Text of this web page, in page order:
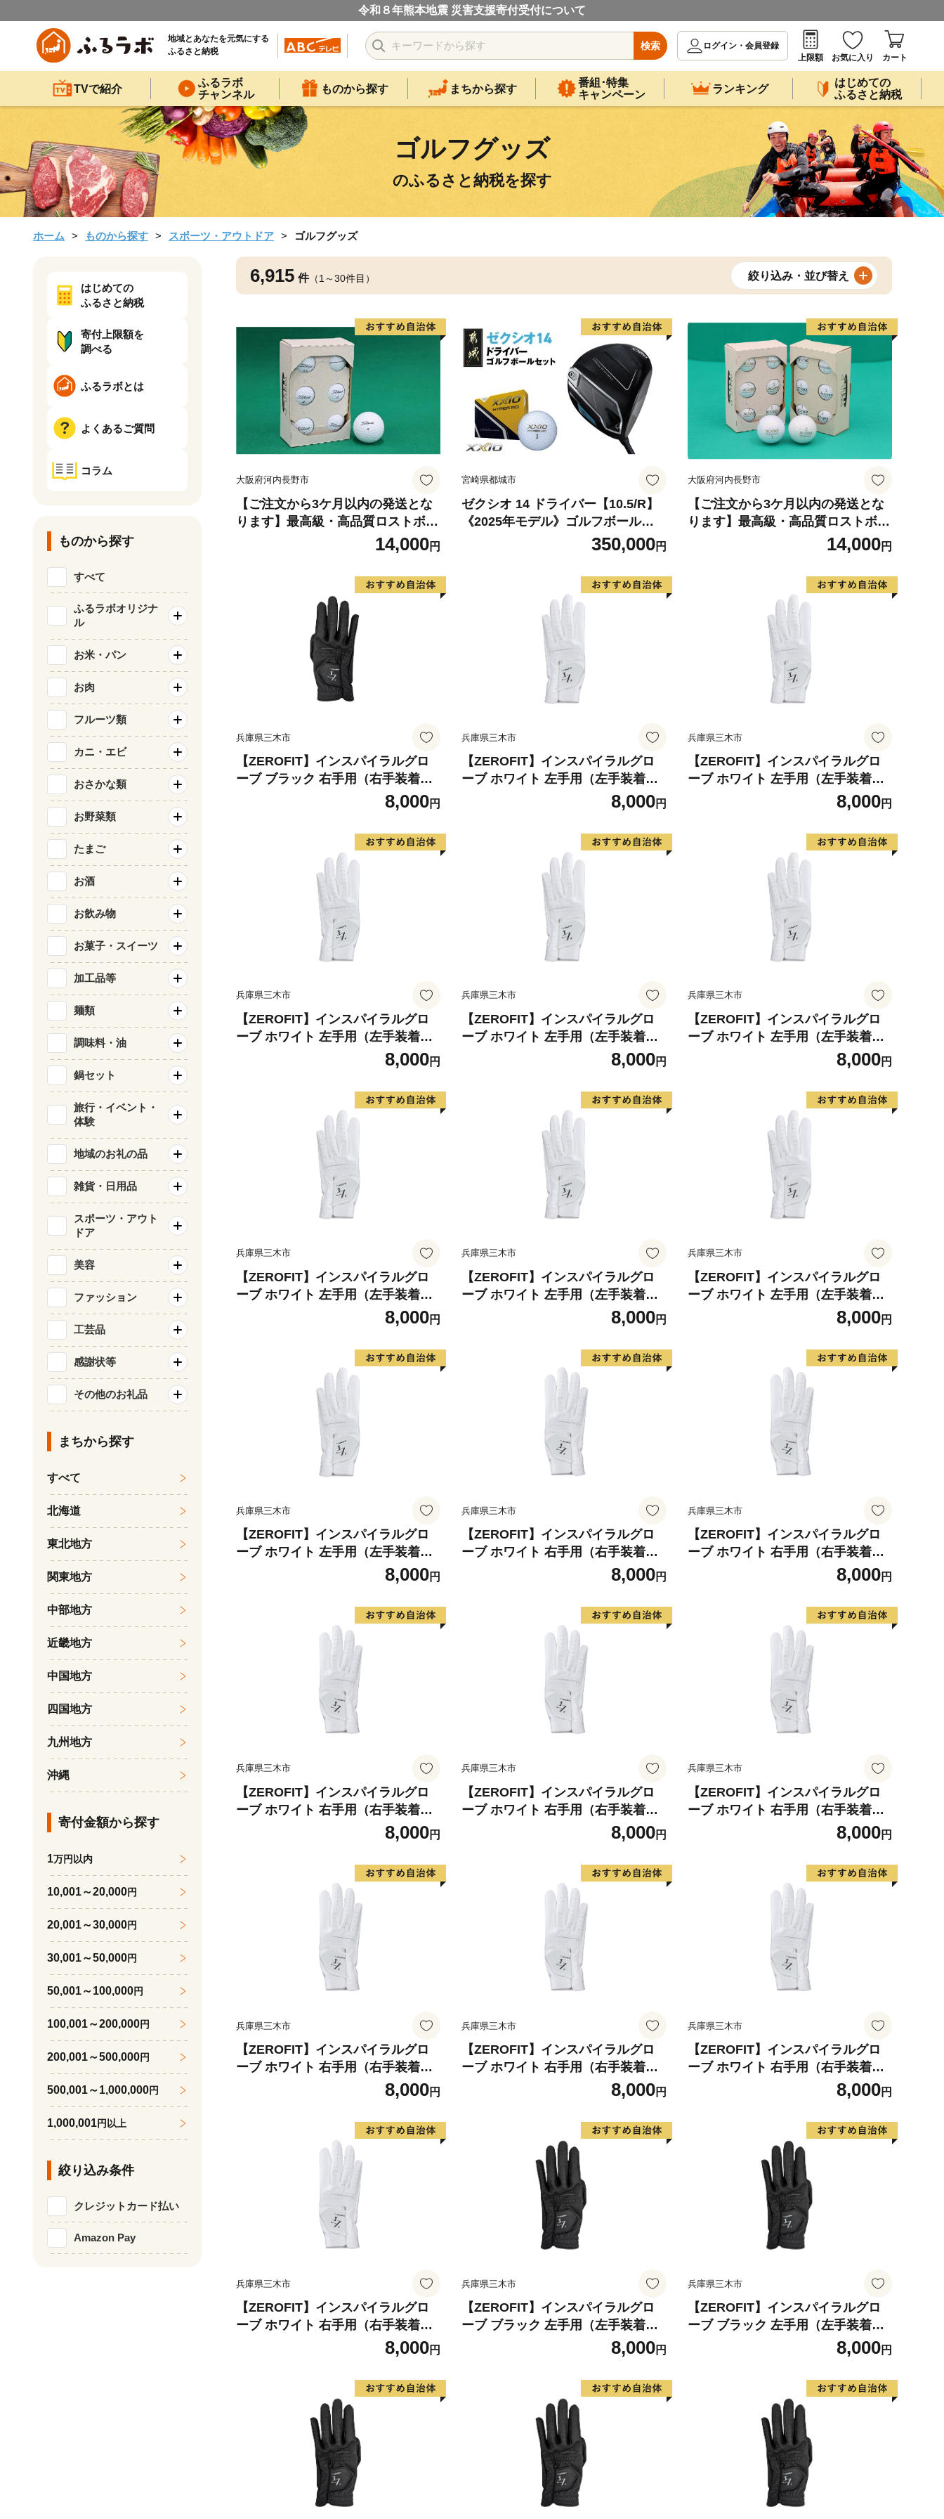
令和８年熊本地震 災害支援寄付受付について
地域とあなたを元気にする
ふるさと納税
検索
ログイン・会員登録
上限額
お気に入り カート
TVで紹介
ふるラボ
チャンネル
ものから探す まちから探す
番組･特集
キャンペーン
ランキング
はじめての
ふるさと納税
ゴルフグッズ
のふるさと納税を探す
ホーム ものから探す スポーツ・アウトドア ゴルフグッズ
6,915 件（1～30件目） 絞り込み・並び替え
大阪府河内長野市
【ご注文から3ケ月以内の発送とな
ります】最高級・高品質ロストボー
ル 6個×2 【タイトリスト PRO
V1 X 白】他ブランドあり 最高級・
高品質ロストボール 6個×2 ゴルフ
ロストボールセット ｜練習用 ゴル
フボール ブランド 12球 中古球 初
14,000円
宮崎県都城市
ゼクシオ 14 ドライバー【10.5/R】
《2025年モデル》ゴルフボールセ
ット_GZ-C701-105R _(都城市)ダン
ロップ ゼクシオ 14シリーズ 2025年
モデル ドライバー MP1400 カーボ
ンシャフト ゴルフ用品 スポーツ用
品 日本製 MADE IN JAPAN 国産 ゴ
350,000円
大阪府河内長野市
【ご注文から3ケ月以内の発送とな
ります】最高級・高品質ロストボー
ル 6個×２ 【XXIO PREMIUM
シリーズ】他ブランドあり 最高
級・高品質ロストボール 6個×2 ゴ
ルフ ロストボールセット ｜練習用
ゴルフボール ブランド 12球 中古球
14,000円
兵庫県三木市
【ZEROFIT】インスパイラルグロ
ーブ ブラック 右手用（右手装着
用） 23cm ／ ゴルフグローブ ゴル
フ スポーツ 極薄素材 合成皮革 タイ
ト 密着 練習用 ラウンド時 滑りにく
い 動きやすい 快適 ユニセックス ゼ
8,000円
兵庫県三木市
【ZEROFIT】インスパイラルグロ
ーブ ホワイト 左手用（左手装着
用） 18cm ／ ゴルフグローブ ゴル
フ スポーツ 極薄素材 合成皮革 タイ
ト 密着 練習用 ラウンド時 滑りにく
い 動きやすい 快適 ユニセックス ゼ
8,000円
兵庫県三木市
【ZEROFIT】インスパイラルグロ
ーブ ホワイト 左手用（左手装着
用） 19cm ／ ゴルフグローブ ゴル
フ スポーツ 極薄素材 合成皮革 タイ
ト 密着 練習用 ラウンド時 滑りにく
い 動きやすい 快適 ユニセックス ゼ
8,000円
兵庫県三木市
【ZEROFIT】インスパイラルグロ
ーブ ホワイト 左手用（左手装着
用） 20cm ／ ゴルフグローブ ゴル
フ スポーツ 極薄素材 合成皮革 タイ
ト 密着 練習用 ラウンド時 滑りにく
い 動きやすい 快適 ユニセックス ゼ
8,000円
兵庫県三木市
【ZEROFIT】インスパイラルグロ
ーブ ホワイト 左手用（左手装着
用） 21cm ／ ゴルフグローブ ゴル
フ スポーツ 極薄素材 合成皮革 タイ
ト 密着 練習用 ラウンド時 滑りにく
い 動きやすい 快適 ユニセックス ゼ
8,000円
兵庫県三木市
【ZEROFIT】インスパイラルグロ
ーブ ホワイト 左手用（左手装着
用） 22cm ／ ゴルフグローブ ゴル
フ スポーツ 極薄素材 合成皮革 タイ
ト 密着 練習用 ラウンド時 滑りにく
い 動きやすい 快適 ユニセックス ゼ
8,000円
兵庫県三木市
【ZEROFIT】インスパイラルグロ
ーブ ホワイト 左手用（左手装着
用） 23cm ／ ゴルフグローブ ゴル
フ スポーツ 極薄素材 合成皮革 タイ
ト 密着 練習用 ラウンド時 滑りにく
い 動きやすい 快適 ユニセックス ゼ
8,000円
兵庫県三木市
【ZEROFIT】インスパイラルグロ
ーブ ホワイト 左手用（左手装着
用） 24cm ／ ゴルフグローブ ゴル
フ スポーツ 極薄素材 合成皮革 タイ
ト 密着 練習用 ラウンド時 滑りにく
い 動きやすい 快適 ユニセックス ゼ
8,000円
兵庫県三木市
【ZEROFIT】インスパイラルグロ
ーブ ホワイト 左手用（左手装着
用） 25cm ／ ゴルフグローブ ゴル
フ スポーツ 極薄素材 合成皮革 タイ
ト 密着 練習用 ラウンド時 滑りにく
い 動きやすい 快適 ユニセックス ゼ
8,000円
兵庫県三木市
【ZEROFIT】インスパイラルグロ
ーブ ホワイト 左手用（左手装着
用） 26cm ／ ゴルフグローブ ゴル
フ スポーツ 極薄素材 合成皮革 タイ
ト 密着 練習用 ラウンド時 滑りにく
い 動きやすい 快適 ユニセックス ゼ
8,000円
兵庫県三木市
【ZEROFIT】インスパイラルグロ
ーブ ホワイト 右手用（右手装着
用） 18cm ／ ゴルフグローブ ゴル
フ スポーツ 極薄素材 合成皮革 タイ
ト 密着 練習用 ラウンド時 滑りにく
い 動きやすい 快適 ユニセックス ゼ
8,000円
兵庫県三木市
【ZEROFIT】インスパイラルグロ
ーブ ホワイト 右手用（右手装着
用） 19cm ／ ゴルフグローブ ゴル
フ スポーツ 極薄素材 合成皮革 タイ
ト 密着 練習用 ラウンド時 滑りにく
い 動きやすい 快適 ユニセックス ゼ
8,000円
兵庫県三木市
【ZEROFIT】インスパイラルグロ
ーブ ホワイト 右手用（右手装着
用） 20cm ／ ゴルフグローブ ゴル
フ スポーツ 極薄素材 合成皮革 タイ
ト 密着 練習用 ラウンド時 滑りにく
い 動きやすい 快適 ユニセックス ゼ
8,000円
兵庫県三木市
【ZEROFIT】インスパイラルグロ
ーブ ホワイト 右手用（右手装着
用） 21cm ／ ゴルフグローブ ゴル
フ スポーツ 極薄素材 合成皮革 タイ
ト 密着 練習用 ラウンド時 滑りにく
い 動きやすい 快適 ユニセックス ゼ
8,000円
兵庫県三木市
【ZEROFIT】インスパイラルグロ
ーブ ホワイト 右手用（右手装着
用） 22cm ／ ゴルフグローブ ゴル
フ スポーツ 極薄素材 合成皮革 タイ
ト 密着 練習用 ラウンド時 滑りにく
い 動きやすい 快適 ユニセックス ゼ
8,000円
兵庫県三木市
【ZEROFIT】インスパイラルグロ
ーブ ホワイト 右手用（右手装着
用） 23cm ／ ゴルフグローブ ゴル
フ スポーツ 極薄素材 合成皮革 タイ
ト 密着 練習用 ラウンド時 滑りにく
い 動きやすい 快適 ユニセックス ゼ
8,000円
兵庫県三木市
【ZEROFIT】インスパイラルグロ
ーブ ホワイト 右手用（右手装着
用） 24cm ／ ゴルフグローブ ゴル
フ スポーツ 極薄素材 合成皮革 タイ
ト 密着 練習用 ラウンド時 滑りにく
い 動きやすい 快適 ユニセックス ゼ
8,000円
兵庫県三木市
【ZEROFIT】インスパイラルグロ
ーブ ホワイト 右手用（右手装着
用） 25cm ／ ゴルフグローブ ゴル
フ スポーツ 極薄素材 合成皮革 タイ
ト 密着 練習用 ラウンド時 滑りにく
い 動きやすい 快適 ユニセックス ゼ
8,000円
兵庫県三木市
【ZEROFIT】インスパイラルグロ
ーブ ホワイト 右手用（右手装着
用） 26cm ／ ゴルフグローブ ゴル
フ スポーツ 極薄素材 合成皮革 タイ
ト 密着 練習用 ラウンド時 滑りにく
い 動きやすい 快適 ユニセックス ゼ
8,000円
兵庫県三木市
【ZEROFIT】インスパイラルグロ
ーブ ブラック 左手用（左手装着
用） 18cm ／ ゴルフグローブ ゴル
フ スポーツ 極薄素材 合成皮革 タイ
ト 密着 練習用 ラウンド時 滑りにく
い 動きやすい 快適 ユニセックス ゼ
8,000円
兵庫県三木市
【ZEROFIT】インスパイラルグロ
ーブ ブラック 左手用（左手装着
用） 19cm ／ ゴルフグローブ ゴル
フ スポーツ 極薄素材 合成皮革 タイ
ト 密着 練習用 ラウンド時 滑りにく
い 動きやすい 快適 ユニセックス ゼ
8,000円
はじめての
ふるさと納税
寄付上限額を
調べる
ふるラボとは
よくあるご質問
コラム
ものから探す
すべて
ふるラボオリジナ
ル
お米・パン
お肉
フルーツ類
カニ・エビ
おさかな類
お野菜類
たまご
お酒
お飲み物
お菓子・スイーツ
加工品等
麺類
調味料・油
鍋セット
旅行・イベント・
体験
地域のお礼の品
雑貨・日用品
スポーツ・アウト
ドア
美容
ファッション
工芸品
感謝状等
その他のお礼品
まちから探す
すべて
北海道
東北地方
関東地方
中部地方
近畿地方
中国地方
四国地方
九州地方
沖縄
寄付金額から探す
1万円以内
10,001～20,000円
20,001～30,000円
30,001～50,000円
50,001～100,000円
100,001～200,000円
200,001～500,000円
500,001～1,000,000円
1,000,001円以上
絞り込み条件
クレジットカード払い
Amazon Pay